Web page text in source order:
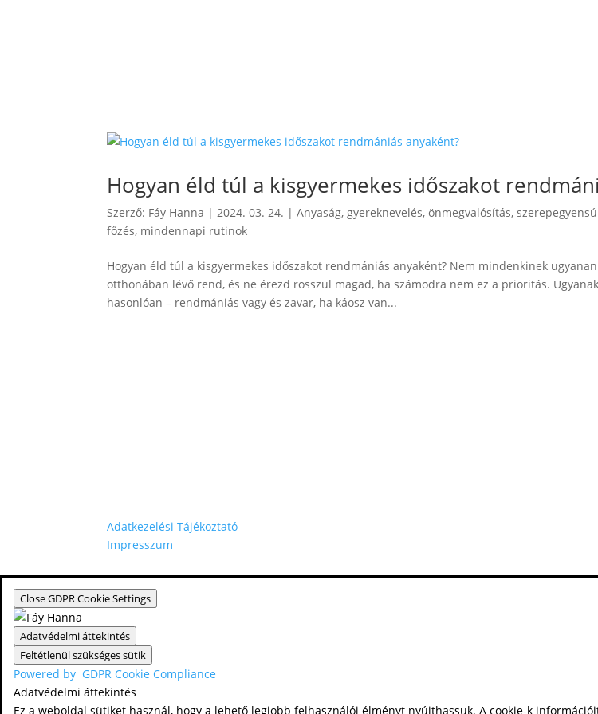
Hogyan éld túl a kisgyermekes időszakot
Szerző: Fáy Hanna | 2024. 03. 24. |Anyaság, gyereknevelés, önmegvalósítás,
főzés, mindennapi rutinok
Hogyan éld túl a kisgyermekes időszakot rendmániás anyaként? Nem mindenkinek
otthonában lévő rend, és ne érezd rosszul magad, ha számodra nem ez a prioritás.
hasonlóan – rendmániás vagy és zavar, ha káosz van...
Adatkezelési Tájékoztató
Impresszum
Close GDPR Cookie Settings
Adatvédelmi áttekintés
Feltétlenül szükséges sütik
Powered by GDPR Cookie Compliance
Adatvédelmi áttekintés
Ez a weboldal sütiket használ, hogy a lehető legjobb felhasználói élményt nyújthassuk. A cookie-k